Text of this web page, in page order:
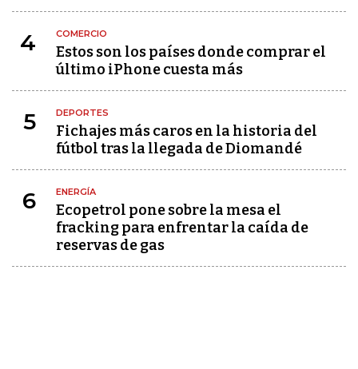
4 COMERCIO
Estos son los países donde comprar el
último iPhone cuesta más
5 DEPORTES
Fichajes más caros en la historia del
fútbol tras la llegada de Diomandé
6 ENERGÍA
Ecopetrol pone sobre la mesa el
fracking para enfrentar la caída de
reservas de gas